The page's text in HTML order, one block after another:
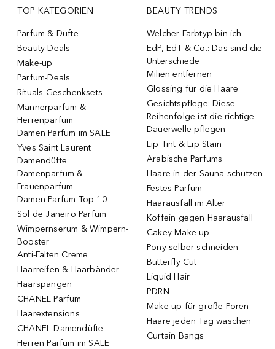
TOP KATEGORIEN
Parfum & Düfte
Beauty Deals
Make-up
Parfum-Deals
Rituals Geschenksets
Männerparfum &
Herrenparfum
Damen Parfum im SALE
Yves Saint Laurent
Damendüfte
Damenparfum &
Frauenparfum
Damen Parfum Top 10
Sol de Janeiro Parfum
Wimpernserum & Wimpern-
Booster
Anti-Falten Creme
Haarreifen & Haarbänder
Haarspangen
CHANEL Parfum
Haarextensions
CHANEL Damendüfte
Herren Parfum im SALE
BEAUTY TRENDS
Welcher Farbtyp bin ich
EdP, EdT & Co.: Das sind die
Unterschiede
Milien entfernen
Glossing für die Haare
Gesichtspflege: Diese
Reihenfolge ist die richtige
Dauerwelle pflegen
Lip Tint & Lip Stain
Arabische Parfums
Haare in der Sauna schützen
Festes Parfum
Haarausfall im Alter
Koffein gegen Haarausfall
Cakey Make-up
Pony selber schneiden
Butterfly Cut
Liquid Hair
PDRN
Make-up für große Poren
Haare jeden Tag waschen
Curtain Bangs